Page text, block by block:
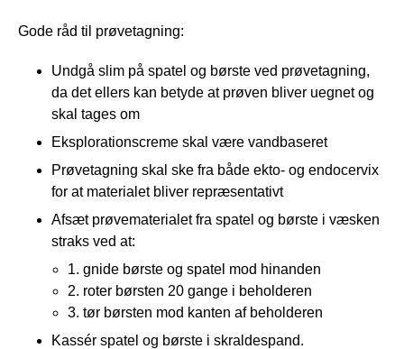
Gode råd til prøvetagning:
Undgå slim på spatel og børste ved prøvetagning,
da det ellers kan betyde at prøven bliver uegnet og
skal tages om
Eksplorationscreme skal være vandbaseret
Prøvetagning skal ske fra både ekto- og endocervix
for at materialet bliver repræsentativt
Afsæt prøvematerialet fra spatel og børste i væsken
straks ved at:
1. gnide børste og spatel mod hinanden
2. roter børsten 20 gange i beholderen
3. tør børsten mod kanten af beholderen
Kassér spatel og børste i skraldespand.